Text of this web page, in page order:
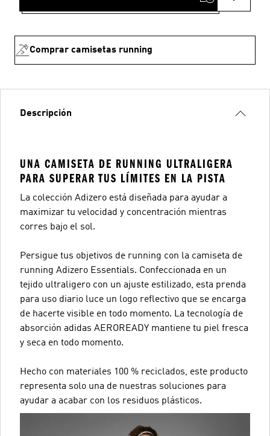
Comprar camisetas running
Descripción
UNA CAMISETA DE RUNNING ULTRALIGERA
PARA SUPERAR TUS LÍMITES EN LA PISTA
La colección Adizero está diseñada para ayudar a
maximizar tu velocidad y concentración mientras
corres bajo el sol.
Persigue tus objetivos de running con la camiseta de
running Adizero Essentials. Confeccionada en un
tejido ultraligero con un ajuste estilizado, esta prenda
para uso diario luce un logo reflectivo que se encarga
de hacerte visible en todo momento. La tecnología de
absorción adidas AEROREADY mantiene tu piel fresca
y seca en todo momento.
Hecho con materiales 100 % reciclados, este producto
representa solo una de nuestras soluciones para
ayudar a acabar con los residuos plásticos.